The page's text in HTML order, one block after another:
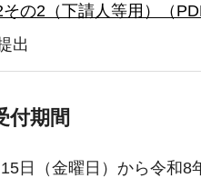
の2（下請人等用）（
出
付期間
日（金曜日）から令和8